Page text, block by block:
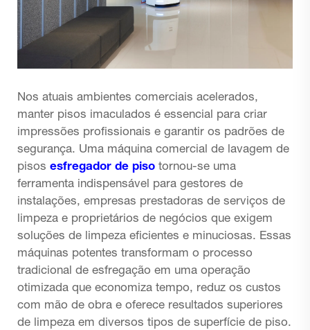
Nos atuais ambientes comerciais acelerados,
manter pisos imaculados é essencial para criar
impressões profissionais e garantir os padrões de
segurança. Uma máquina comercial de lavagem de
pisos esfregador de piso tornou-se uma
ferramenta indispensável para gestores de
instalações, empresas prestadoras de serviços de
limpeza e proprietários de negócios que exigem
soluções de limpeza eficientes e minuciosas. Essas
máquinas potentes transformam o processo
tradicional de esfregação em uma operação
otimizada que economiza tempo, reduz os custos
com mão de obra e oferece resultados superiores
de limpeza em diversos tipos de superfície de piso.